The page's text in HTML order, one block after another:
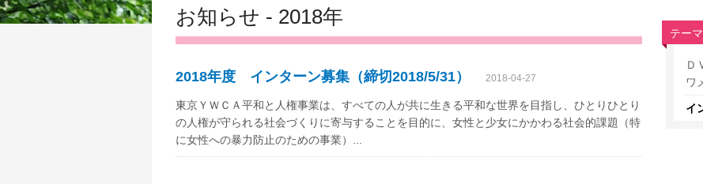
お知らせ - 2018年
2018年度 インターン募集（締切2018/5/31） 2018-04-27
東京ＹＷＣＡ平和と人権事業は、すべての人が共に生きる平和な世界を目指し、ひとりひとり
の人権が守られる社会づくりに寄与することを目的に、女性と少女にかかわる社会的課題（特
に女性への暴力防止のための事業）...
テー
Ｄ
ワ
イ